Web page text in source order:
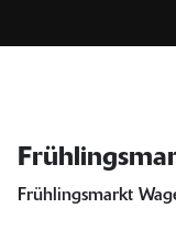
Frühlingsmarkt